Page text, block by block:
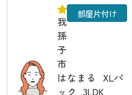
我
孫
子
市
はなまる
XLパ
ック
3LDK
部屋片付け